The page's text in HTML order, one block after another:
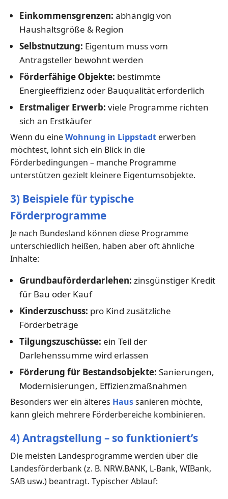
Einkommensgrenzen: abhängig von
Haushaltsgröße & Region
Selbstnutzung: Eigentum muss vom
Antragsteller bewohnt werden
Förderfähige Objekte: bestimmte
Energieeffizienz oder Bauqualität erforderlich
Erstmaliger Erwerb: viele Programme richten
sich an Erstkäufer
Wenn du eineWohnung in Lippstadt erwerben
möchtest, lohnt sich ein Blick in die
Förderbedingungen – manche Programme
unterstützen gezielt kleinere Eigentumsobjekte.
3) Beispiele für typische
Förderprogramme
Je nach Bundesland können diese Programme
unterschiedlich heißen, haben aber oft ähnliche
Inhalte:
Grundbauförderdarlehen: zinsgünstiger Kredit
für Bau oder Kauf
Kinderzuschuss: pro Kind zusätzliche
Förderbeträge
Tilgungszuschüsse: ein Teil der
Darlehenssumme wird erlassen
Förderung für Bestandsobjekte: Sanierungen,
Modernisierungen, Effizienzmaßnahmen
Besonders wer ein älteres Haussanieren möchte,
kann gleich mehrere Förderbereiche kombinieren.
4) Antragstellung – so funktioniert’s
Die meisten Landesprogramme werden über die
Landesförderbank (z. B. NRW.BANK, L-Bank, WIBank,
SAB usw.) beantragt. Typischer Ablauf: